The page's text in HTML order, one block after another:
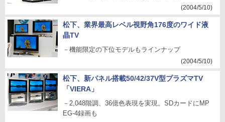
(2004/5/10)
松下、業界最高レベル視野角176度のワイド液
晶TV
－機能限定の下位モデルもラインナップ
(2004/5/10)
松下、新パネル搭載50/42/37V型プラズマTV
「VIERA」
－2,048階調、36億色表現を実現。SDカードにMP
EG-4録画も